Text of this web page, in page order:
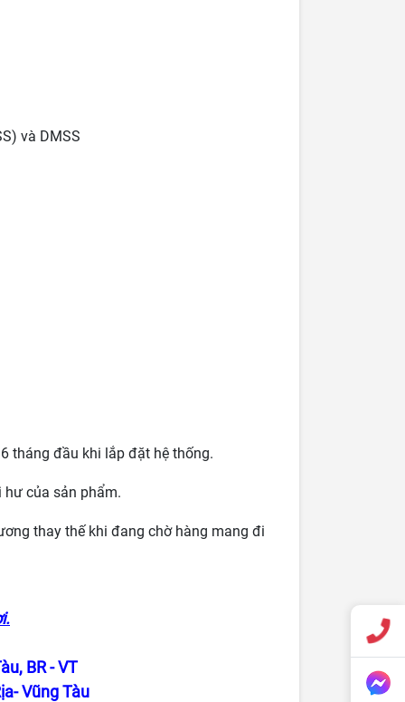
và DMSS
tháng đầu khi lắp đặt hệ thống.
hư của sản phẩm.
thay thế khi đang chờ hàng mang đi
BR - VT
Vũng Tàu